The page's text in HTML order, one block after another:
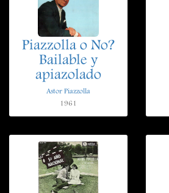
Piazzolla o No?
Bailable y
apiazolado
Astor Piazzolla
1961